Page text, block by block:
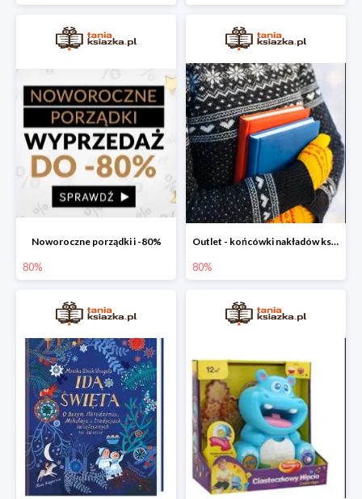
Noworoczne porządki i -80%
80%
Outlet - końcówki nakładów książek
80%